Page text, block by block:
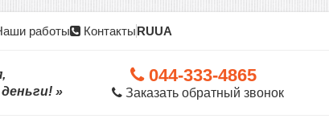
работы КонтактыRUUA
»
044-333-4865
Заказать обратный звонок